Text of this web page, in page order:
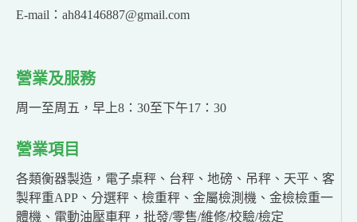
E-mail：ah84146887@gmail.com
營業及服務
周一至周五，早上8：30至下午17：30
營業項目
各類衡器製造，電子桌秤、台秤、地磅、吊秤、天平、客
製秤重APP、分選秤、檢重秤、金屬檢測機、金檢檢重一
體機、電動油壓車秤，批發/零售/維修/校驗/檢定